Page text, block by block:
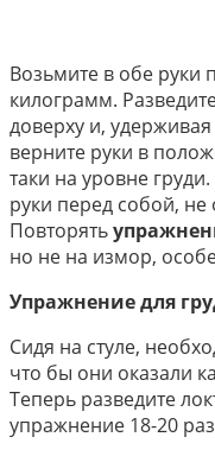
Возьмите в обе руки
килограмм.
доверху и, удерживая
верните руки в
таки на уровне
руки перед собой, не
Повторять
но не на измор,
Упражнение для
Сидя на стуле,
что бы они оказали
Теперь разведите
упражнение 18-20